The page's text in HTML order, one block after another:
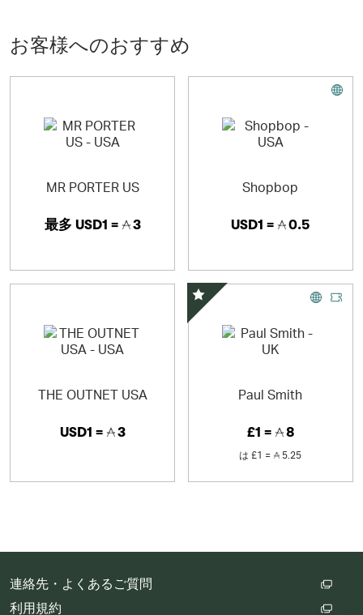
Ermenegildo Zegna, Tod's, La Perla and many other
prestigious designers.
お客様へのおすすめ
MR PORTER US
最多 USD1 = 3
Shopbop
USD1 = 0.5
THE OUTNET USA
USD1 = 3
Paul Smith
£1 = 8
は £1 = 5.25
スペシャルオファー
連絡先・よくあるご質問
利用規約